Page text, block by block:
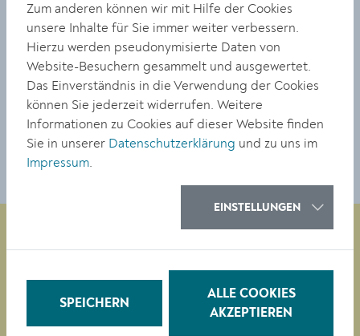
Rechte Kremszeile 64
A-3500 Krems
Zum anderen können wir mit Hilfe der Cookies
unsere Inhalte für Sie immer weiter verbessern.
Hierzu werden pseudonymisierte Daten von
Website-Besuchern gesammelt und ausgewertet.
Das Einverständnis in die Verwendung der Cookies
können Sie jederzeit widerrufen. Weitere
Informationen zu Cookies auf dieser Website finden
Sie in unserer Datenschutzerklärung und zu uns im
Impressum.
EINSTELLUNGEN
SPEICHERN
ALLE COOKIES
AKZEPTIEREN